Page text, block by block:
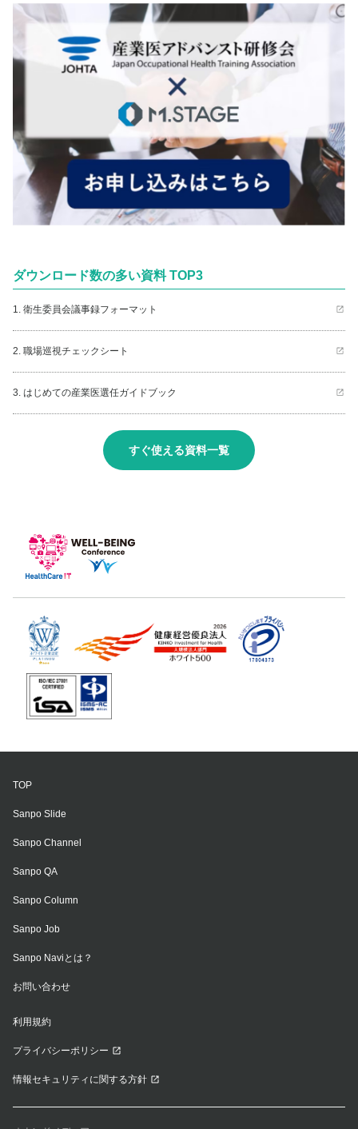
ダウンロード数の多い資料 TOP3
1. 衛生委員会議事録フォーマット
2. 職場巡視チェックシート
3. はじめての産業医選任ガイドブック
すぐ使える資料一覧
TOP
Sanpo Slide
Sanpo Channel
Sanpo QA
Sanpo Column
Sanpo Job
Sanpo Naviとは？
お問い合わせ
利用規約
プライバシーポリシー
情報セキュリティに関する方針